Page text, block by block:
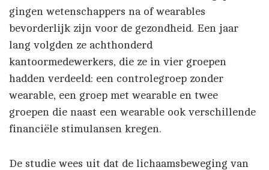
gingen wetenschappers na of wearables
bevorderlijk zijn voor de gezondheid. Een jaar
lang volgden ze achthonderd
kantoormedewerkers, die ze in vier groepen
hadden verdeeld: een controlegroep zonder
wearable, een groep met wearable en twee
groepen die naast een wearable ook verschillende
financiële stimulansen kregen.
De studie wees uit dat de lichaamsbeweging van